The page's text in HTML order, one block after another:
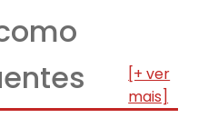
[+ ver
mais]